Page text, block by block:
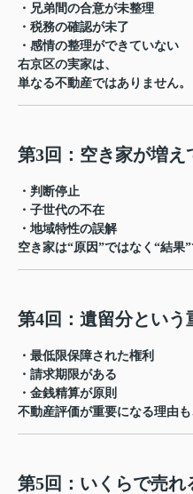
・兄弟間の合意が未整理
・税務の確認が未了
・感情の整理ができていない
右京区の実家は、
単なる不動産ではありません。
第3回：空き家が増え
・判断停止
・子世代の不在
・地域特性の誤解
空き家は“原因”ではなく“結果”
第4回：遺留分という
・最低限保障された権利
・請求期限がある
・金銭精算が原則
不動産評価が重要になる理由も
第5回：いくらで売れ